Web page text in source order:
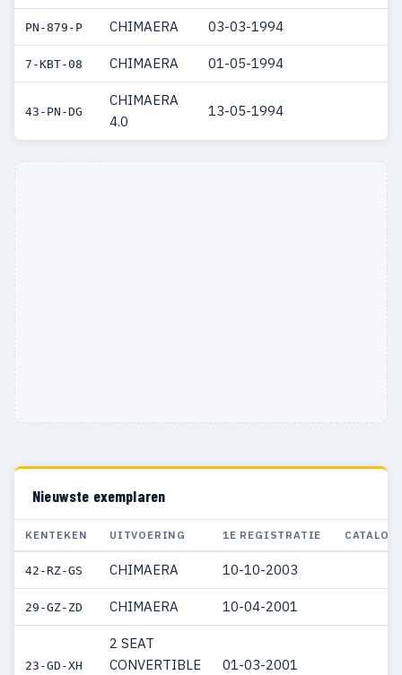
PN-879-P CHIMAERA 03-03-1994
7-KBT-08 CHIMAERA 01-05-1994
43-PN-DG
CHIMAERA
4.0
13-05-1994
Nieuwste exemplaren
KENTEKEN UITVOERING 1E REGISTRATIE
42-RZ-GS CHIMAERA 10-10-2003
29-GZ-ZD CHIMAERA 10-04-2001
23-GD-XH
2 SEAT
CONVERTIBLE
01-03-2001